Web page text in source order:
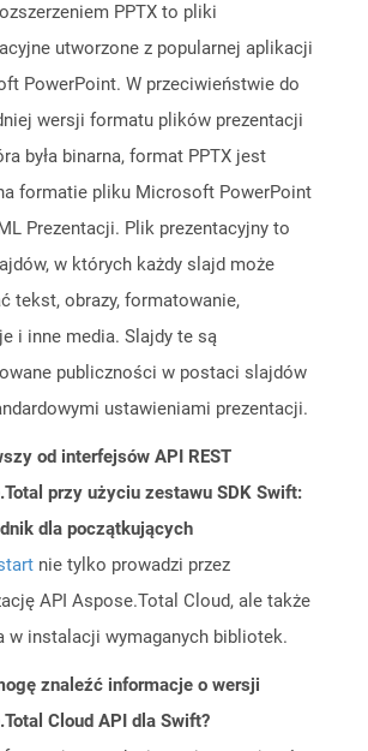
PPTX to pliki
utworzone z popularnej aplikacji
PowerPoint. W przeciwieństwie do
wersji formatu plików prezentacji
była binarna, format PPTX jest
formatie pliku Microsoft PowerPoint
Prezentacji. Plik prezentacyjny to
w których każdy slajd może
tekst, obrazy, formatowanie,
i inne media. Slajdy te są
publiczności w postaci slajdów
ustawieniami prezentacji.
od interfejsów API REST
przy użyciu zestawu SDK Swift:
dla początkujących
nie tylko prowadzi przez
API Aspose.Total Cloud, ale także
w instalacji wymaganych bibliotek.
znaleźć informacje o wersji
Cloud API dla Swift?